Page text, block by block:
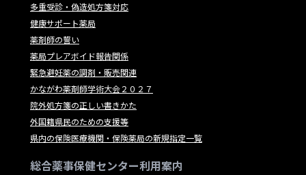
多重受診・偽造処方箋対応
健康サポート薬局
薬剤師の誓い
薬局プレアボイド報告関係
緊急避妊薬の調剤・販売関連
かながわ薬剤師学術大会２０２７
院外処方箋の正しい書きかた
外国籍県民のための支援等
県内の保険医療機関・保険薬局の新規指定一覧
総合薬事保健センター利用案内